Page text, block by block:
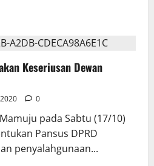
Keseriusan Dewan
0
pada Sabtu (17/10)
Pansus DPRD
penyalahgunaan...